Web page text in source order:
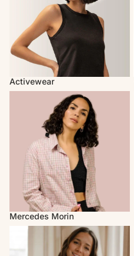
Activewear
Mercedes Morin
Mercedes Morin
Louve Design